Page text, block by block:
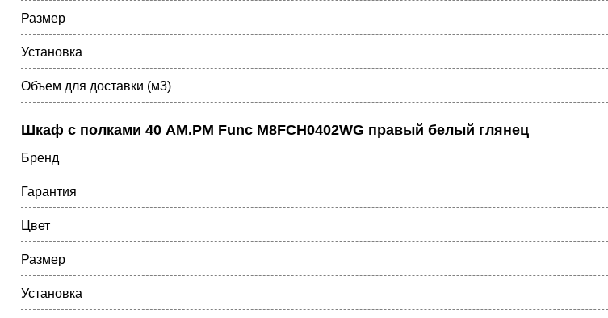
Размер
Установка
Объем для доставки (м3)
Шкаф с полками 40 AM.PM Func M8FCH0402WG правый белый глянец
Бренд
Гарантия
Цвет
Размер
Установка